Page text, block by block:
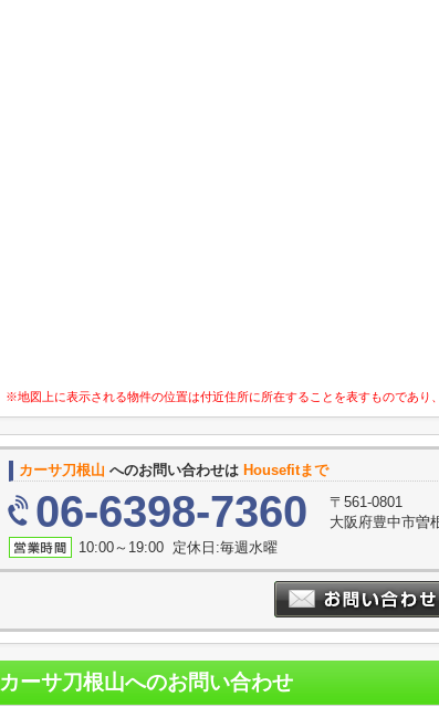
※地図上に表示される物件の位置は付近住所に所在することを表すものであり
カーサ刀根山 へのお問い合わせは Housefitまで
06-6398-7360
〒561-0801
大阪府豊中市曽
10:00～19:00 定休日:毎週水曜
カーサ刀根山へのお問い合わせ